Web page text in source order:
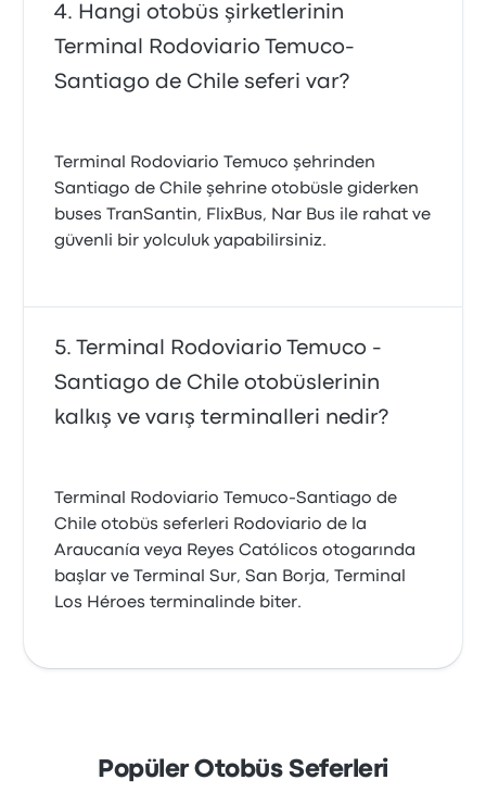
Hangi otobüs şirketlerinin
Terminal Rodoviario Temuco-
Santiago de Chile seferi var?
Terminal Rodoviario Temuco şehrinden
Santiago de Chile şehrine otobüsle giderken
buses TranSantin, FlixBus, Nar Bus ile rahat ve
güvenli bir yolculuk yapabilirsiniz.
Terminal Rodoviario Temuco -
Santiago de Chile otobüslerinin
kalkış ve varış terminalleri nedir?
Terminal Rodoviario Temuco-Santiago de
Chile otobüs seferleri Rodoviario de la
Araucanía veya Reyes Católicos otogarında
başlar ve Terminal Sur, San Borja, Terminal
Los Héroes terminalinde biter.
Popüler Otobüs Seferleri